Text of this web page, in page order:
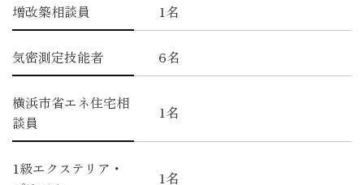
増改築相談員 1名
気密測定技能者 6名
横浜市省エネ住宅相
談員
1名
1級エクステリア・
1名